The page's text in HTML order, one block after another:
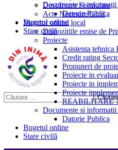
Documente si
Datorie Publica
Bugetul online
Stare civilă
Descărcare Formulare
Acte Necesare/Ghid
Monitor oficial local
Dispozitiile emise de
Proiecte
Asistenta tehnica
Credit rating
Propuneri de
Proiecte in
Proiecte in
Proiecte
REABILITARE
Documente si
Datorie Publica
Bugetul online
Stare civilă